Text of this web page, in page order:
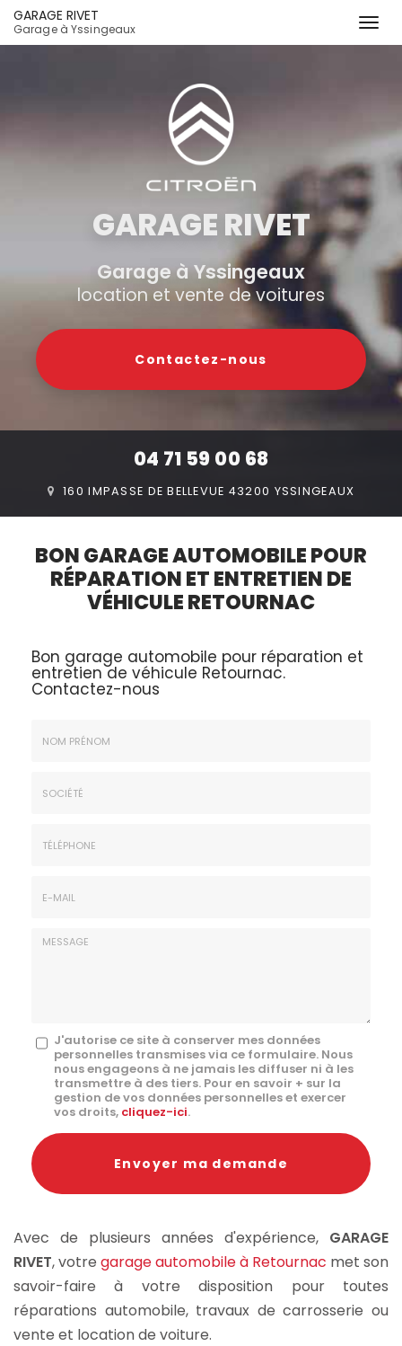
GARAGE RIVET
Garage à Yssingeaux
GARAGE RIVET
Garage à Yssingeaux
location et vente de voitures
Contactez-nous
04 71 59 00 68
160 IMPASSE DE BELLEVUE 43200 YSSINGEAUX
BON GARAGE AUTOMOBILE POUR
RÉPARATION ET ENTRETIEN DE
VÉHICULE RETOURNAC
Bon garage automobile pour réparation et
entretien de véhicule Retournac.
Contactez-nous
Message
J'autorise ce site à conserver mes données
personnelles transmises via ce formulaire. Nous
nous engageons à ne jamais les diffuser ni à les
transmettre à des tiers. Pour en savoir + sur la
gestion de vos données personnelles et exercer
vos droits, cliquez-ici.
Acceptation
RGPD
*
Envoyer ma demande
Avec de plusieurs années d'expérience, GARAGE
RIVET, votre garage automobile à Retournac met son
savoir-faire à votre disposition pour toutes
réparations automobile, travaux de carrosserie ou
vente et location de voiture.